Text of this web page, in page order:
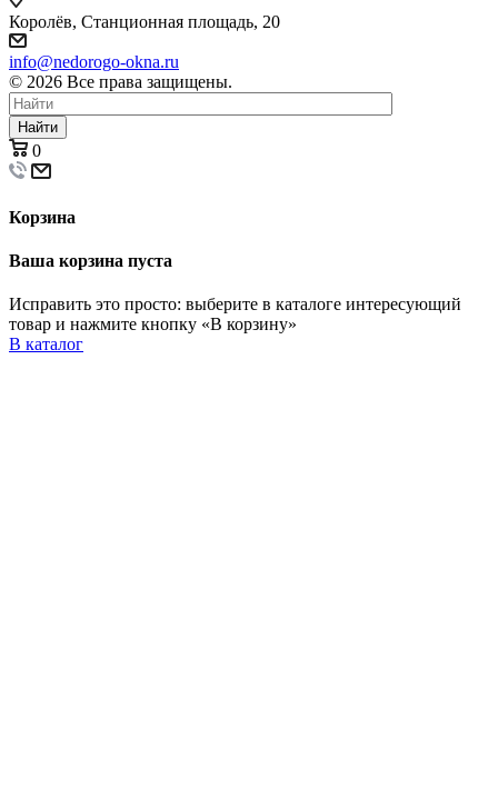
Королёв, Станционная площадь, 20
info@nedorogo-okna.ru
© 2026 Все права защищены.
Найти
0
Корзина
Ваша корзина пуста
Исправить это просто: выберите в каталоге интересующий
товар и нажмите кнопку «В корзину»
В каталог